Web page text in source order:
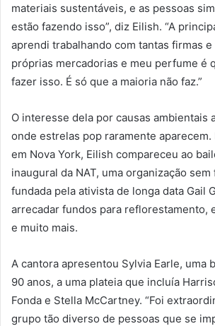
materiais sustentáveis, e as pessoas
estão fazendo isso”, diz Eilish. “A
aprendi trabalhando com tantas firmas
próprias mercadorias e meu perfume é
fazer isso. É só que a maioria não faz.”
O interesse dela por causas ambientais
onde estrelas pop raramente aparecem.
em Nova York, Eilish compareceu ao
inaugural da NAT, uma organização
fundada pela ativista de longa data Gail
arrecadar fundos para reflorestamento,
e muito mais.
A cantora apresentou Sylvia Earle, uma
90 anos, a uma plateia que incluía
Fonda e Stella McCartney. “Foi
grupo tão diverso de pessoas que se